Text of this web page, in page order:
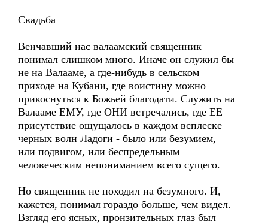
Свадьба
Венчавший нас валаамский священник
понимал слишком много. Иначе он служил бы
не на Валааме, а где-нибудь в сельском
приходе на Кубани, где воистину можно
прикоснуться к Божьей благодати. Служить на
Валааме ЕМУ, где ОНИ встречались, где ЕЕ
присутствие ощущалось в каждом всплеске
черных волн Ладоги - было или безумием,
или подвигом, или беспредельным
человеческим непониманием всего сущего.
Но священник не походил на безумного. И,
кажется, понимал гораздо больше, чем видел.
Взгляд его ясных, пронзительных глаз был